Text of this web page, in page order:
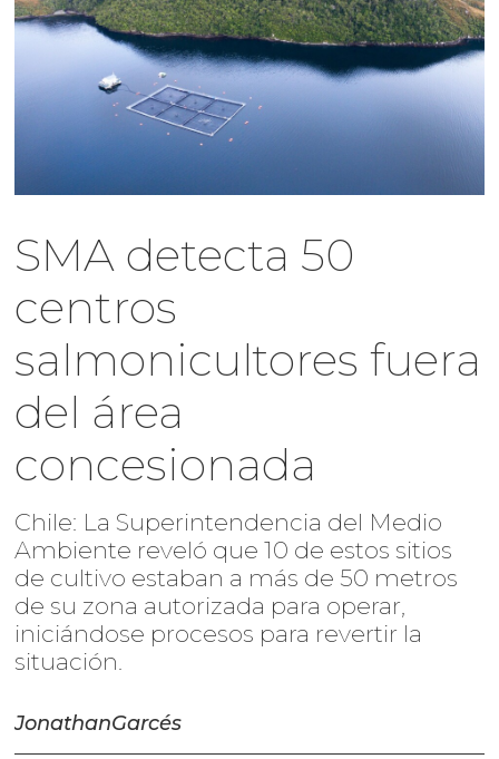
SMA detecta 50
centros
salmonicultores fuera
del área
concesionada
Chile: La Superintendencia del Medio
Ambiente reveló que 10 de estos sitios
de cultivo estaban a más de 50 metros
de su zona autorizada para operar,
iniciándose procesos para revertir la
situación.
JonathanGarcés